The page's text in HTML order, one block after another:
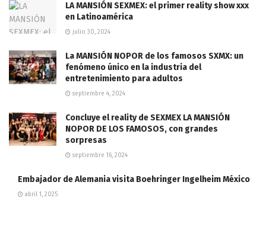
LA MANSIÓN SEXMEX: el primer reality show xxx
en Latinoamérica
julio 30, 2024
La MANSIÓN NOPOR de los famosos SXMX: un
fenómeno único en la industria del
entretenimiento para adultos
septiembre 4, 2024
Concluye el reality de SEXMEX LA MANSIÓN
NOPOR DE LOS FAMOSOS, con grandes
sorpresas
septiembre 16, 2024
Embajador de Alemania visita Boehringer Ingelheim México
abril 1, 2025